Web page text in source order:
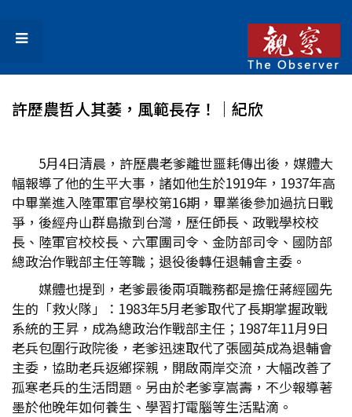
許歷農哲人其萎，風範長存！│紀欣
5月4日清晨，許歷農老爹離世噩耗傳出後，媒體大
幅報導了他的生平大事，諸如他生於1919年，1937年高
中畢業進入陸軍軍官學校第16期，畢業後參加過抗日戰
爭，後經舟山群島撤到台灣，歷任師長、政戰學校校
長、陸軍官校校長、六軍團司令、金防部司令、國防部
總政治作戰部主任等職；退役後轉任退輔會主委。
媒體也提到，老爹最後兩項職務都是擔任蔣經國先
生的「救火隊」：1983年5月老爹取代了長期掌握政戰
系統的王昇，成為總政治作戰部主任；1987年11月9日
老兵包圍行政院後，老爹迅速取代了張國英成為退輔會
主委，協助老兵返鄉探親，開啟兩岸交流，大幅改善了
孤寒老兵的生活問題。另由於老爹享嵩壽，不少報導著
墨於他晚年如何養生、學習打電腦等生活點滴。